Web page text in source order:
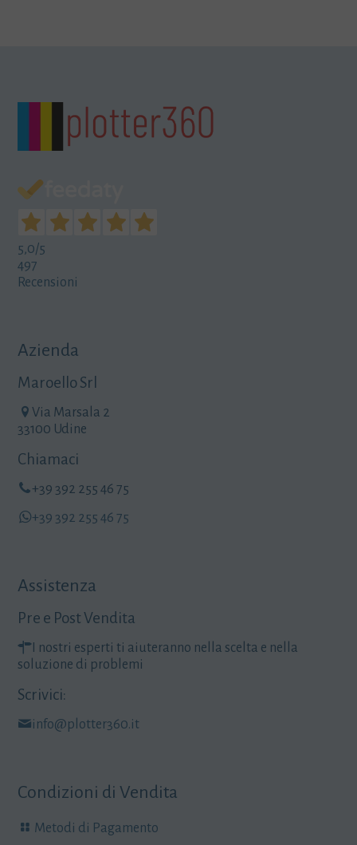
5,0/5
497
Recensioni
Azienda
Maroello Srl
Via Marsala 2
33100 Udine
Chiamaci
+39 392 255 46 75
+39 392 255 46 75
Assistenza
Pre e Post Vendita
I nostri esperti ti aiuteranno nella scelta e nella
soluzione di problemi
Scrivici:
info@plotter360.it
Condizioni di Vendita
Metodi di Pagamento